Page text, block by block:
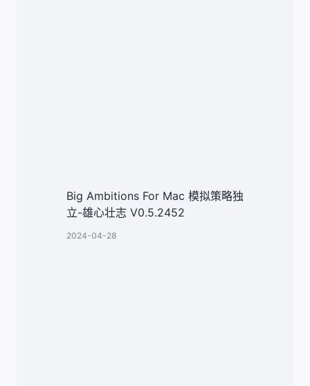
Big Ambitions For Mac 模拟策略独
立-雄心壮志 V0.5.2452
2024-04-28